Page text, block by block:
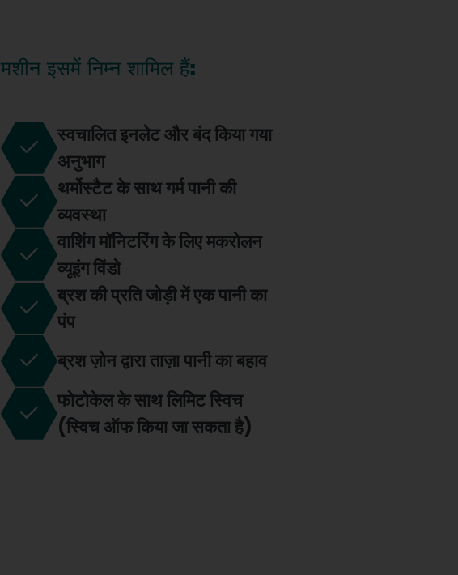
मशीन इसमें निम्न शामिल हैं:
स्वचालित इनलेट और बंद किया गया
अनुभाग
थर्मोस्टैट के साथ गर्म पानी की
व्यवस्था
वाशिंग मॉनिटरिंग के लिए मकरोलन
व्यूइंग विंडो
ब्रश की प्रति जोड़ी में एक पानी का
पंप
ब्रश ज़ोन द्वारा ताज़ा पानी का बहाव
फोटोकेल के साथ लिमिट स्विच
(स्विच ऑफ किया जा सकता है)